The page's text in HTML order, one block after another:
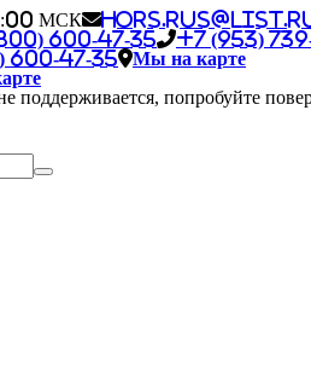
МСК
600-47-35 +7 (953)
600-47-35
Мы на карте
поддерживается, попробуйте